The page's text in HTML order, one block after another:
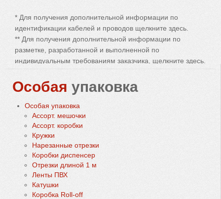
* Для получения дополнительной информации по
идентификации кабелей и проводов щелкните здесь.
** Для получения дополнительной информации по
разметке, разработанной и выполненной по
индивидуальным требованиям заказчика, щелкните здесь.
Особая упаковка
Особая упаковка
Ассорт. мешочки
Ассорт. коробки
Кружки
Нарезанные отрезки
Коробки диспенсер
Oтрезки длиной 1 м
Ленты ПВХ
Катушки
Коробка Roll-off